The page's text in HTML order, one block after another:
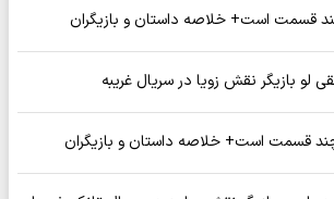
قسمت است+ خلاصه داستان و بازیگران
لو بازیگر نقش زویا در سریال غریبه
قسمت است+ خلاصه داستان و بازیگران